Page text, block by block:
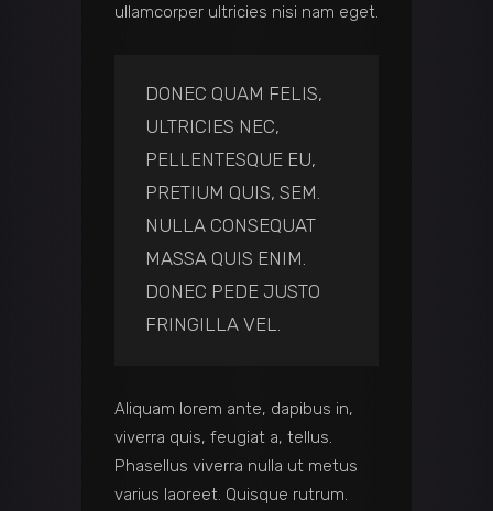
ullamcorper ultricies nisi nam eget.
DONEC QUAM FELIS,
ULTRICIES NEC,
PELLENTESQUE EU,
PRETIUM QUIS, SEM.
NULLA CONSEQUAT
MASSA QUIS ENIM.
DONEC PEDE JUSTO
FRINGILLA VEL.
Aliquam lorem ante, dapibus in,
viverra quis, feugiat a, tellus.
Phasellus viverra nulla ut metus
varius laoreet. Quisque rutrum.